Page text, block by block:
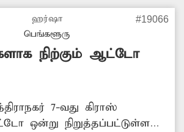
கொடுக்க வேண்டும்.
ஹர்ஷா
பெங்களூரு
#19066
நிற்கும் ஆட்டோ
7-வது கிராஸ்
ஒன்று நிறுத்தப்பட்டுள்ளது.